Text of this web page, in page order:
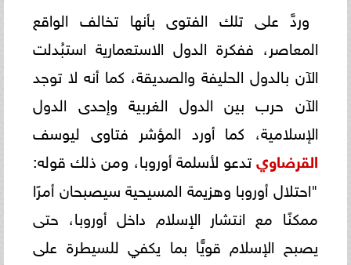
وردَّ على تلك الفتوى بأنها تخالف الواقع
المعاصر، ففكرة الدول الاستعمارية استبُدلت
الآن بالدول الحليفة والصديقة، كما أنه لا توجد
الآن حرب بين الدول الغربية وإحدى الدول
الإسلامية، كما أورد المؤشر فتاوى ليوسف
القرضاويتدعو لأسلمة أوروبا، ومن ذلك قوله:
"احتلال أوروبا وهزيمة المسيحية سيصبحان أمرًا
ممكنًا مع انتشار الإسلام داخل أوروبا، حتى
يصبح الإسلام قويًّا بما يكفي للسيطرة على